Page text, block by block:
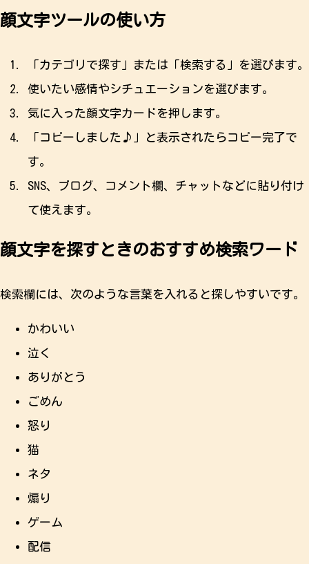
顔文字ツールの使い方
「カテゴリで探す」または「検索する」を選びます。
使いたい感情やシチュエーションを選びます。
気に入った顔文字カードを押します。
「コピーしました♪」と表示されたらコピー完了で
す。
SNS、ブログ、コメント欄、チャットなどに貼り付け
て使えます。
顔文字を探すときのおすすめ検索ワード
検索欄には、次のような言葉を入れると探しやすいです。
かわいい
泣く
ありがとう
ごめん
怒り
猫
ネタ
煽り
ゲーム
配信